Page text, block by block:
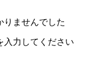
りませんでした
入力してください